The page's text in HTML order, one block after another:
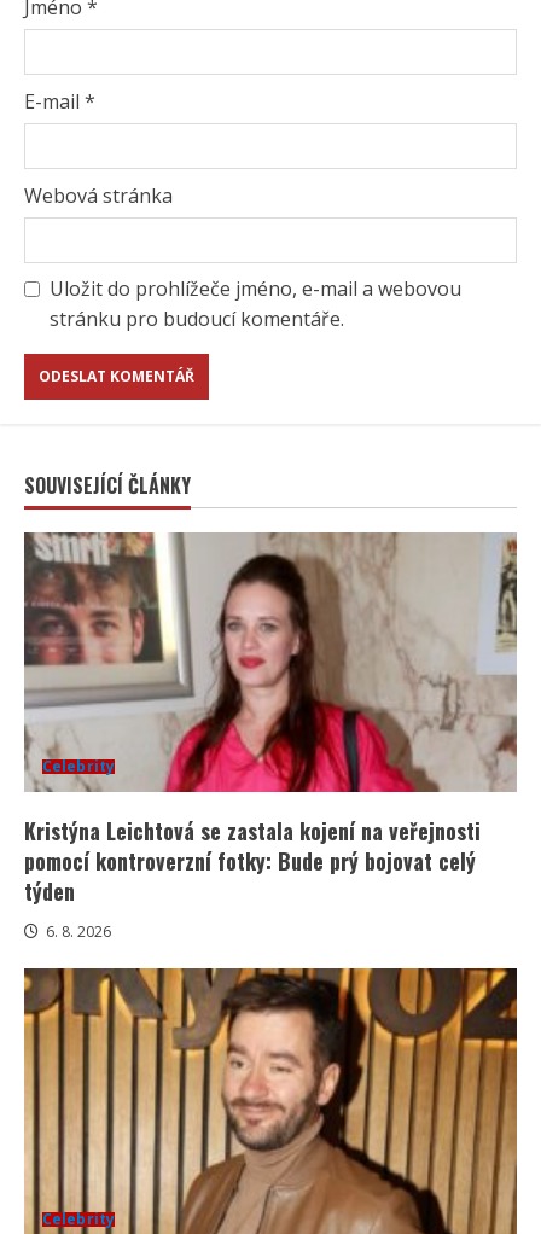
Jméno *
E-mail *
Webová stránka
Uložit do prohlížeče jméno, e-mail a webovou
stránku pro budoucí komentáře.
SOUVISEJÍCÍ ČLÁNKY
Celebrity
Kristýna Leichtová se zastala kojení na veřejnosti
pomocí kontroverzní fotky: Bude prý bojovat celý
týden
6. 8. 2026
Celebrity